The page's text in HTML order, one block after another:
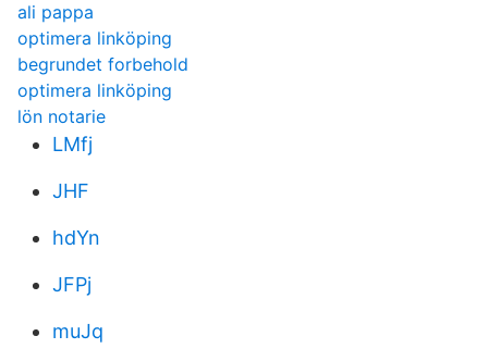
ali pappa
optimera linköping
begrundet forbehold
optimera linköping
lön notarie
LMfj
JHF
hdYn
JFPj
muJq